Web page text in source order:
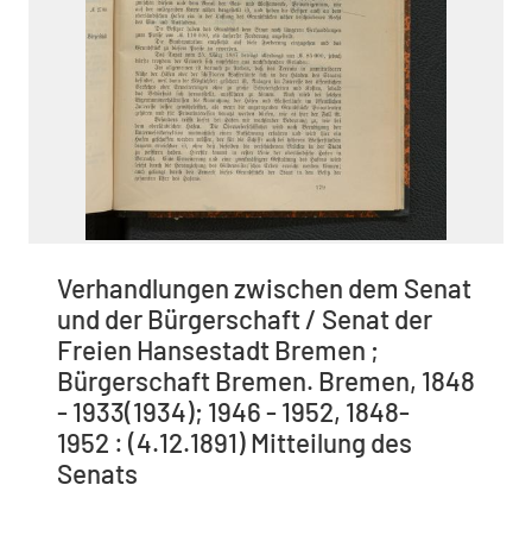
Verhandlungen zwischen dem Senat
und der Bürgerschaft / Senat der
Freien Hansestadt Bremen ;
Bürgerschaft Bremen. Bremen, 1848
- 1933(1934); 1946 - 1952, 1848-
1952 : (4.12.1891) Mitteilung des
Senats